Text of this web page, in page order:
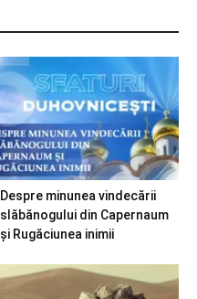
Despre minunea vindecării
slăbănogului din Capernaum
și Rugăciunea inimii